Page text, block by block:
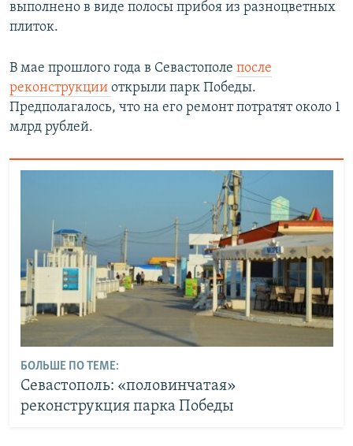
выполнено в виде полосы прибоя из разноцветных
плиток.
В мае прошлого года в Севастополе после
реконструкции открыли парк Победы.
Предполагалось, что на его ремонт потратят около 1
млрд рублей.
БОЛЬШЕ ПО ТЕМЕ:
Севастополь: «половинчатая»
реконструкция парка Победы